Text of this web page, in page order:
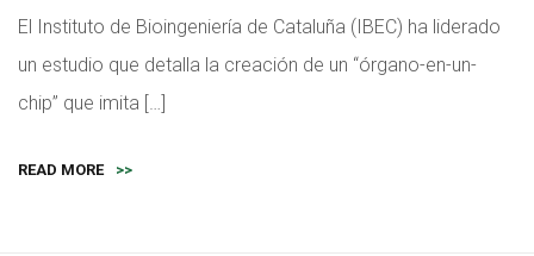
El Instituto de Bioingeniería de Cataluña (IBEC) ha liderado
un estudio que detalla la creación de un “órgano-en-un-
chip” que imita […]
READ MORE >>